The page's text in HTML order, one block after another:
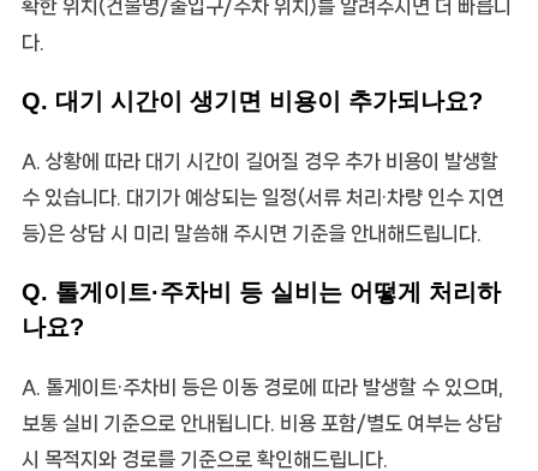
확한 위치(건물명/출입구/주차 위치)를 알려주시면 더 빠릅니
다.
Q. 대기 시간이 생기면 비용이 추가되나요?
A. 상황에 따라 대기 시간이 길어질 경우 추가 비용이 발생할
수 있습니다. 대기가 예상되는 일정(서류 처리·차량 인수 지연
등)은 상담 시 미리 말씀해 주시면 기준을 안내해드립니다.
Q. 톨게이트·주차비 등 실비는 어떻게 처리하
나요?
A. 톨게이트·주차비 등은 이동 경로에 따라 발생할 수 있으며,
보통 실비 기준으로 안내됩니다. 비용 포함/별도 여부는 상담
시 목적지와 경로를 기준으로 확인해드립니다.